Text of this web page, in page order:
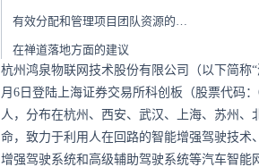
有效分配和管理项目团队资源的实践
在禅道落地方面的建议
杭州鸿泉物联网技术股份有限公司（以下简称
月6日登陆上海证券交易所科创板（股票代码
人，分布在杭州、西安、武汉、上海、苏州、
命，致力于利用人在回路的智能增强驾驶技
增强驾驶系统和高级辅助驾驶系统等汽车智